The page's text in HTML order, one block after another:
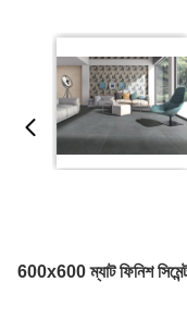
600x600 ম্যাট ফিনিশ সিমেন্ট